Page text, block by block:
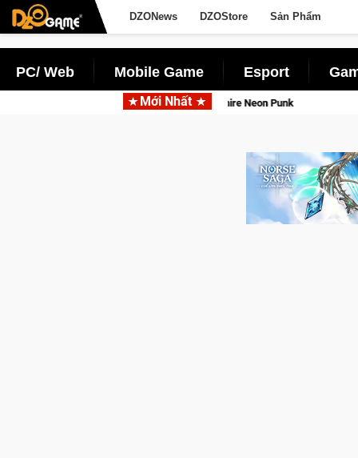
DZONews DZOStore Sản Phẩm
PC/ Web Mobile Game Esport
Mới Nhất
với Kho Báu Hoàng Gia Sapphire Neon Punk